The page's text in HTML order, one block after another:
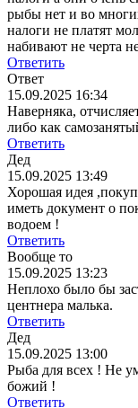
рыбы нет и во
налоги не платят
набивают не черта
Ответить
Ответ
15.09.2025 16:34
Наверняка,
либо как
Ответить
Дед
15.09.2025 13:49
Хорошая идея
иметь документ о
водоем !
Ответить
Вообще то
15.09.2025 13:23
Неплохо было бы
центнера малька.
Ответить
Дед
15.09.2025 13:00
Рыба для всех ! Не
божий !
Ответить